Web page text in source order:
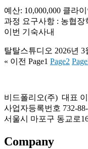
예산: 10,000,000 클라
과정 요구사항 : 농협
이번 기숙사내
탈탈스튜디오 2026년 3
« 이전 Page1 Page2 Page
비드폴리오(주) 대표
사업자등록번호 732-
서울시 마포구 동교로
Company